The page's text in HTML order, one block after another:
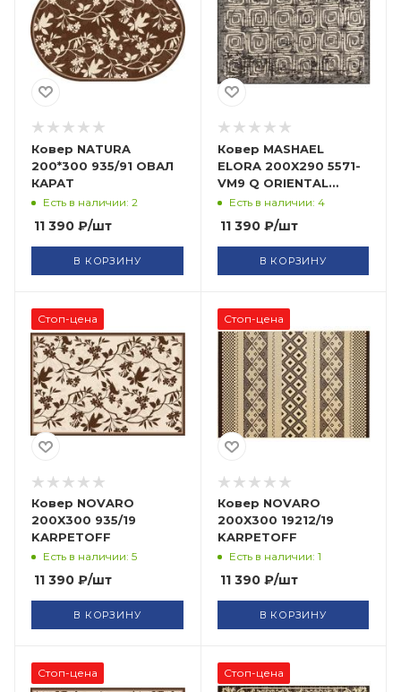
Ковер NATURA
200*300 935/91 ОВАЛ
КАРАТ
Есть в наличии: 2
11 390 ₽/шт
В КОРЗИНУ
Ковер MASHAEL
ELORA 200X290 5571-
VM9 Q ORIENTAL
WEAVERS
Есть в наличии: 4
11 390₽/шт
В КОРЗИНУ
Стоп-цена
Ковер NOVARO
200X300 935/19
KARPETOFF
Есть в наличии: 5
11 390 ₽/шт
В КОРЗИНУ
Стоп-цена
Ковер NOVARO
200X300 19212/19
KARPETOFF
Есть в наличии: 1
11 390₽/шт
В КОРЗИНУ
Стоп-цена Стоп-цена